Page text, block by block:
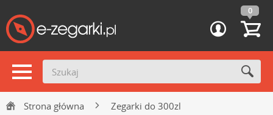
0
Strona główna Zegarki do 300zl